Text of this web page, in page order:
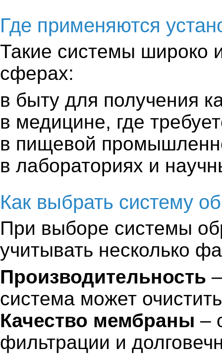
Где применяются
Такие системы широко
сферах:
в быту для получения
в медицине, где
в пищевой
в лабораториях и
Как выбрать систему
При выборе системы
учитывать несколько
Производительность
система может
Качество мембраны –
фильтрации и